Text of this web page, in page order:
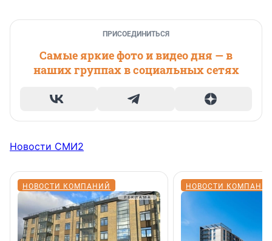
ПРИСОЕДИНИТЬСЯ
Самые яркие фото и видео дня — в
наших группах в социальных сетях
Новости СМИ2
НОВОСТИ КОМПАНИЙ НОВОСТИ